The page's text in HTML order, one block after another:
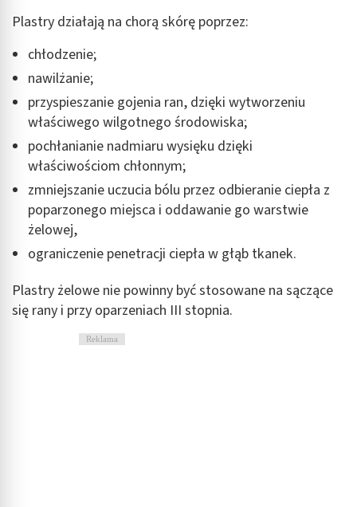
Plastry działają na chorą skórę poprzez:
chłodzenie;
nawilżanie;
przyspieszanie gojenia ran, dzięki wytworzeniu
właściwego wilgotnego środowiska;
pochłanianie nadmiaru wysięku dzięki
właściwościom chłonnym;
zmniejszanie uczucia bólu przez odbieranie ciepła z
poparzonego miejsca i oddawanie go warstwie
żelowej,
ograniczenie penetracji ciepła w głąb tkanek.
Plastry żelowe nie powinny być stosowane na sączące
się rany i przy oparzeniach III stopnia.
Reklama
Pomiar efektywności treści
Rozumienie odbiorców dzięki statystyce lub
kombinacji danych z różnych źródeł
Rozwój i ulepszanie usług
Wykorzystywanie ograniczonych danych do
wyboru treści
Funkcje specjalne IAB:
Użycie dokładnych danych geolokalizacyjnych
Identyfikowanie urządzeń na podstawie
aktywnie żądanych informacji
Cele przetwarzania inne niż IAB:
Niezbędne
Wydajność (Performance)